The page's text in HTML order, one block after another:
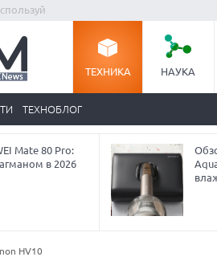
ТЕХНИКА НАУКА
ТЕХНОБЛОГ
Mate 80 Pro:
в 2026
HV10